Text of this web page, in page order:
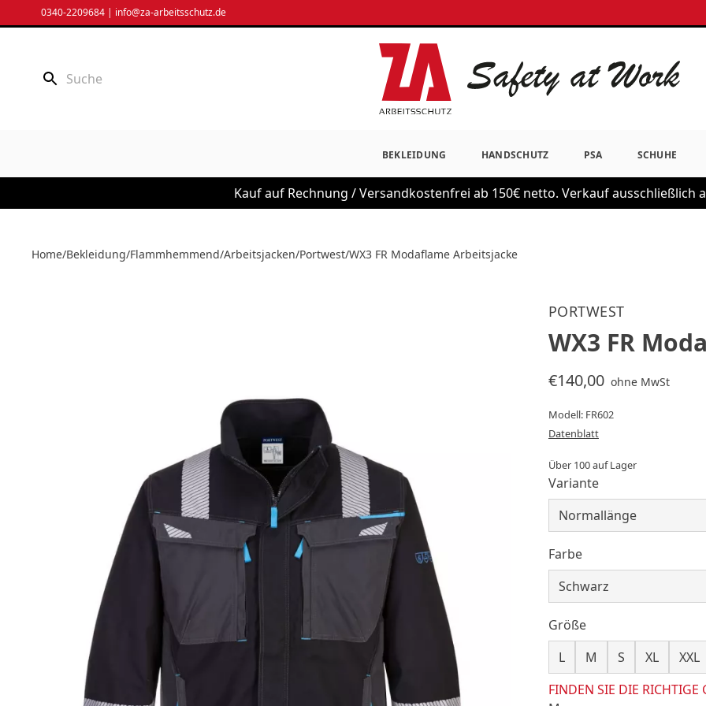
Inhalt
0340-2209684 | info@za-arbeitsschutz.de
BEKLEIDUNG HANDSCHUTZ PSA SCHUHE
Kauf auf Rechnung / Versandkostenfrei ab 150€ netto. Verkauf ausschließlich
Home/Bekleidung/Flammhemmend/Arbeitsjacken/Portwest/WX3 FR Modaflame Arbeitsjacke
PORTWEST
WX3 FR
€140,00 ohne MwSt
Modell: FR602
Datenblatt
Über 100 auf Lager
Variante
Farbe
Größe
L
M S XL XXL
FINDEN SIE DIE RICHTIGE